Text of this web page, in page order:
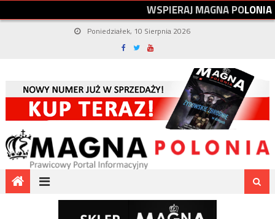
WSPIERAJMAGNAPOLONIA
Poniedziałek, 10 Sierpnia 2026